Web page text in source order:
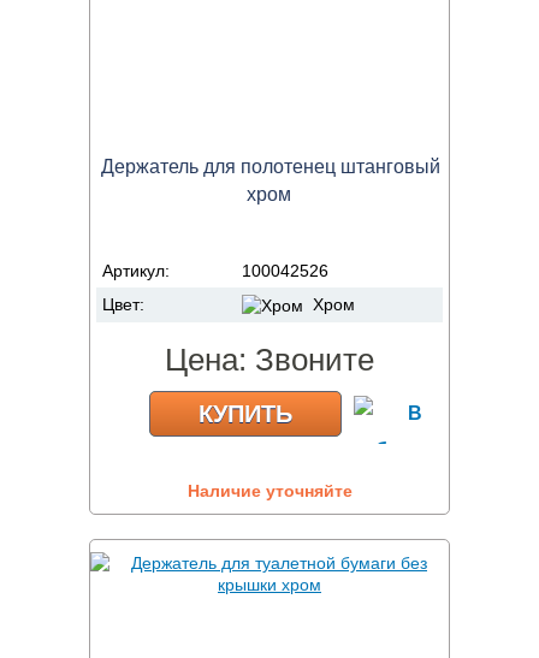
Держатель для полотенец штанговый
хром
Артикул:
100042526
Цвет:
Хром
Цена: Звоните
КУПИТЬ
Наличие уточняйте